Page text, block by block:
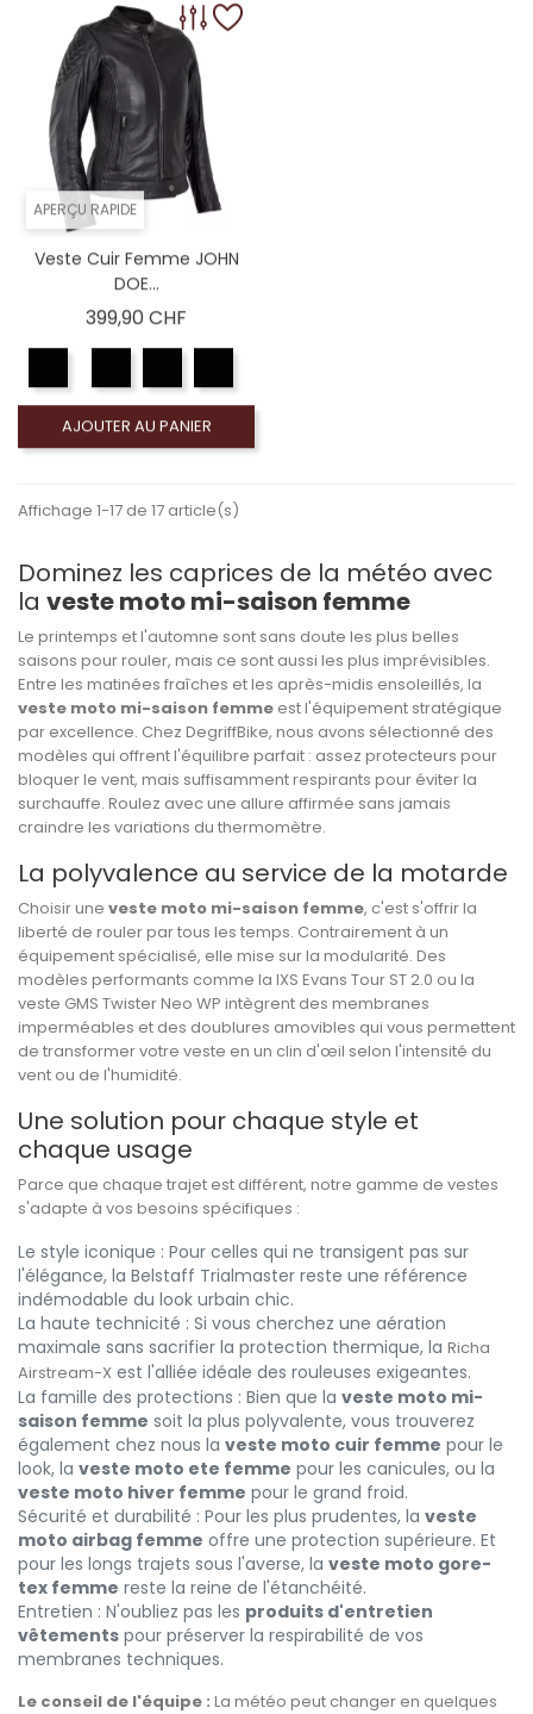
APERÇU RAPIDE
Veste Cuir Femme JOHN
DOE...
399,90 CHF
AJOUTER AU PANIER
Affichage 1-17 de 17 article(s)
Dominez les caprices de la météo avec
la veste moto mi-saison femme
Le printemps et l'automne sont sans doute les plus belles
saisons pour rouler, mais ce sont aussi les plus imprévisibles.
Entre les matinées fraîches et les après-midis ensoleillés, la
veste moto mi-saison femme est l'équipement stratégique
par excellence. Chez DegriffBike, nous avons sélectionné des
modèles qui offrent l'équilibre parfait : assez protecteurs pour
bloquer le vent, mais suffisamment respirants pour éviter la
surchauffe. Roulez avec une allure affirmée sans jamais
craindre les variations du thermomètre.
La polyvalence au service de la motarde
Choisir une veste moto mi-saison femme, c'est s'offrir la
liberté de rouler par tous les temps. Contrairement à un
équipement spécialisé, elle mise sur la modularité. Des
modèles performants comme la IXS Evans Tour ST 2.0 ou la
veste GMS Twister Neo WP intègrent des membranes
imperméables et des doublures amovibles qui vous permettent
de transformer votre veste en un clin d'œil selon l'intensité du
vent ou de l'humidité.
Une solution pour chaque style et
chaque usage
Parce que chaque trajet est différent, notre gamme de vestes
s'adapte à vos besoins spécifiques :
Le style iconique : Pour celles qui ne transigent pas sur
l'élégance, la Belstaff Trialmaster reste une référence
indémodable du look urbain chic.
La haute technicité : Si vous cherchez une aération
maximale sans sacrifier la protection thermique, la Richa
Airstream-X est l'alliée idéale des rouleuses exigeantes.
La famille des protections : Bien que la veste moto mi-
saison femme soit la plus polyvalente, vous trouverez
également chez nous la veste moto cuir femme pour le
look, la veste moto ete femme pour les canicules, ou la
veste moto hiver femme pour le grand froid.
Sécurité et durabilité : Pour les plus prudentes, la veste
moto airbag femme offre une protection supérieure. Et
pour les longs trajets sous l'averse, la veste moto gore-
tex femme reste la reine de l'étanchéité.
Entretien : N'oubliez pas les produits d'entretien
vêtements pour préserver la respirabilité de vos
membranes techniques.
Le conseil de l'équipe : La météo peut changer en quelques